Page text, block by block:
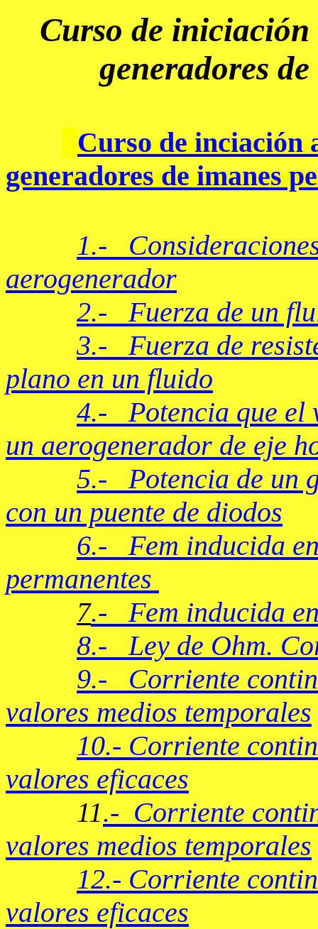
Curso de
generadores de
Curso de inciación
generadores de imanes
1.-
aerogenerador
2.- Fuerza de un
3.- Fuerza de
plano en un fluido
4.- Potencia que el
un aerogenerador de eje
5.- Potencia de un
con un puente de diodos
6.- Fem inducida
permanentes
7.-
Fem inducida
8.-Ley de Ohm.
9.- Corriente
valores medios temporales
10.- Corriente
valores eficaces
11.- Corriente
valores medios temporales
12.- Corriente
valores eficaces